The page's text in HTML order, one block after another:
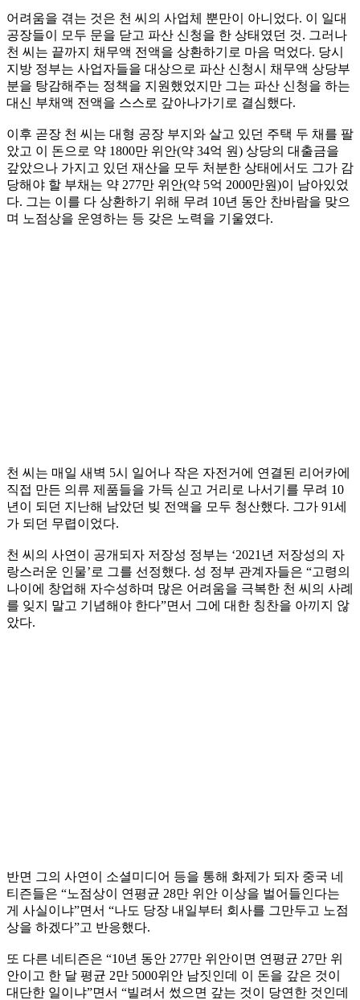
어려움을 겪는 것은 천 씨의 사업체 뿐만이 아니었다. 이 일대
공장들이 모두 문을 닫고 파산 신청을 한 상태였던 것. 그러나
천 씨는 끝까지 채무액 전액을 상환하기로 마음 먹었다. 당시
지방 정부는 사업자들을 대상으로 파산 신청시 채무액 상당부
분을 탕감해주는 정책을 지원했었지만 그는 파산 신청을 하는
대신 부채액 전액을 스스로 갚아나가기로 결심했다.
이후 곧장 천 씨는 대형 공장 부지와 살고 있던 주택 두 채를 팔
았고 이 돈으로 약 1800만 위안(약 34억 원) 상당의 대출금을
갚았으나 가지고 있던 재산을 모두 처분한 상태에서도 그가 감
당해야 할 부채는 약 277만 위안(약 5억 2000만원)이 남아있었
다. 그는 이를 다 상환하기 위해 무려 10년 동안 찬바람을 맞으
며 노점상을 운영하는 등 갖은 노력을 기울였다.
천 씨는 매일 새벽 5시 일어나 작은 자전거에 연결된 리어카에
직접 만든 의류 제품들을 가득 싣고 거리로 나서기를 무려 10
년이 되던 지난해 남았던 빚 전액을 모두 청산했다. 그가 91세
가 되던 무렵이었다.
천 씨의 사연이 공개되자 저장성 정부는 ‘2021년 저장성의 자
랑스러운 인물’로 그를 선정했다. 성 정부 관계자들은 “고령의
나이에 창업해 자수성하며 많은 어려움을 극복한 천 씨의 사례
를 잊지 말고 기념해야 한다”면서 그에 대한 칭찬을 아끼지 않
았다.
반면 그의 사연이 소셜미디어 등을 통해 화제가 되자 중국 네
티즌들은 “노점상이 연평균 28만 위안 이상을 벌어들인다는
게 사실이냐”면서 “나도 당장 내일부터 회사를 그만두고 노점
상을 하겠다”고 반응했다.
또 다른 네티즌은 “10년 동안 277만 위안이면 연평균 27만 위
안이고 한 달 평균 2만 5000위안 남짓인데 이 돈을 갚은 것이
대단한 일이냐”면서 “빌려서 썼으면 갚는 것이 당연한 것인데